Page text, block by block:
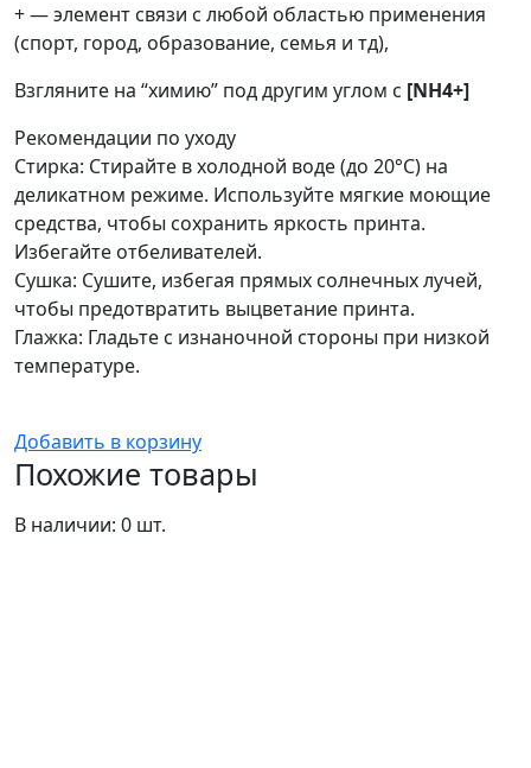
+ — элемент связи с любой областью применения
(спорт, город, образование, семья и тд),
Взгляните на “химию” под другим углом с [NH4+]
Рекомендации по уходу
Стирка: Стирайте в холодной воде (до 20°C) на
деликатном режиме. Используйте мягкие моющие
средства, чтобы сохранить яркость принта.
Избегайте отбеливателей.
Сушка: Сушите, избегая прямых солнечных лучей,
чтобы предотвратить выцветание принта.
Глажка: Гладьте с изнаночной стороны при низкой
температуре.
Добавить в корзину
Похожие товары
В наличии: 0 шт.